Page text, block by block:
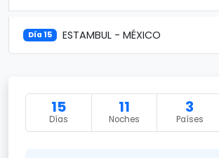
Día 15 ESTAMBUL - MÉXICO
15
Días
11
Noches
3
Países